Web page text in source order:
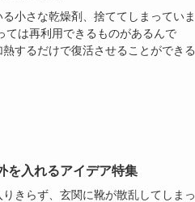
小さな乾燥剤、捨ててしまっていま
ては再利用できるものがあるんで
するだけで復活させることができる
を入れるアイデア特集
きらず、玄関に靴が散乱してしまっ